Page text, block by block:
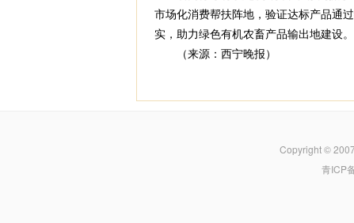
市场化消费帮扶阵地，验证达标产品通
实，助力绿色有机农畜产品输出地建设。
（来源：西宁晚报）
Copyright ©
青ICP